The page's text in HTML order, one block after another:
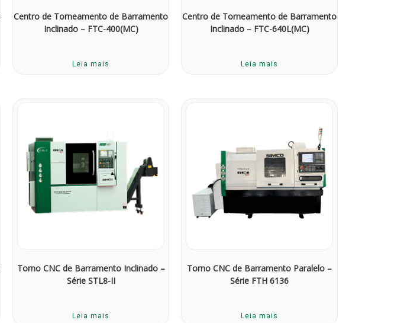
Centro de Torneamento de Barramento
Inclinado – FTC-400(MC)
Leia mais
Centro de Torneamento de Barramento
Inclinado – FTC-640L(MC)
Leia mais
Torno CNC de Barramento Inclinado –
Série STL8-II
Leia mais
Torno CNC de Barramento Paralelo –
Série FTH 6136
Leia mais